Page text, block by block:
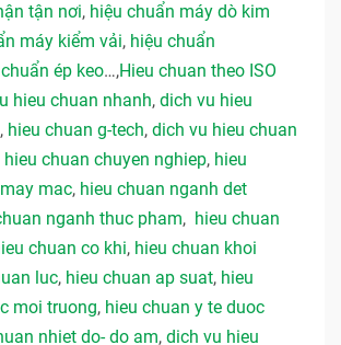
tận nơi, hiệu chuẩn máy dò kim
máy kiểm vải, hiệu chuẩn
ép keo…,Hieu chuan theo ISO
hieu chuan nhanh, dich vu hieu
, hieu chuan g-tech, dich vu hieu chuan
chuan chuyen nghiep, hieu
mac, hieu chuan nganh det
nganh thuc pham, hieu chuan
chuan co khi, hieu chuan khoi
luc, hieu chuan ap suat, hieu
moi truong, hieu chuan y te duoc
nhiet do- do am, dich vu hieu